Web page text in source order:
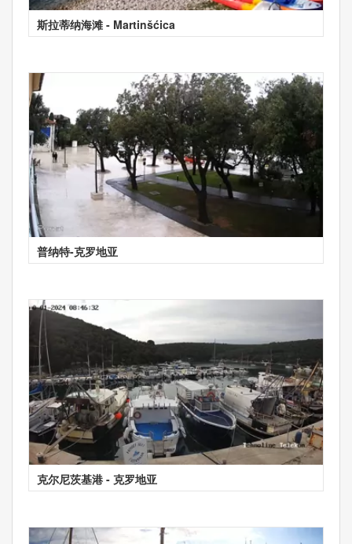
斯拉蒂纳海滩 - Martinšćica
普纳特-克罗地亚
克尔尼茨基港 - 克罗地亚